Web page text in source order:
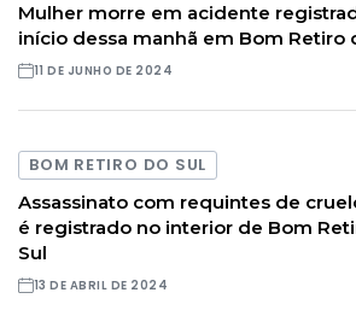
Mulher morre em acidente
início dessa manhã em Bom Retiro
11 DE JUNHO DE 2024
BOM RETIRO DO SUL
Assassinato com requintes de
é registrado no interior de Bom
Sul
13 DE ABRIL DE 2024